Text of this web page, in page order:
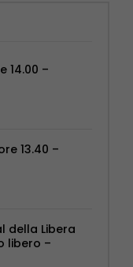
14.00 –
13.40 –
della Libera
libero –